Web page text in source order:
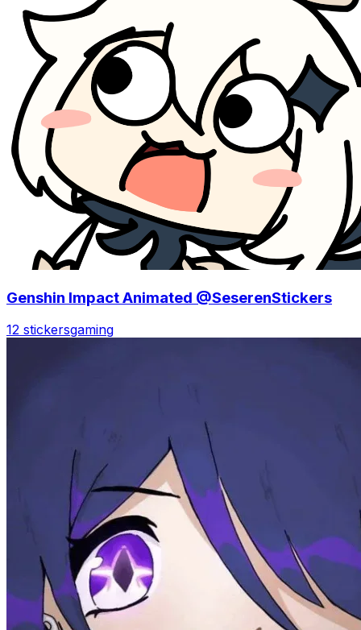
Genshin Impact Animated @SeserenStickers
12 stickersgaming